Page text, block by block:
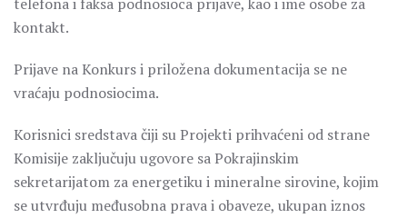
kontakt.
Prijave na Konkurs i priložena dokumentacija se ne
vraćaju podnosiocima.
Korisnici sredstava čiji su Projekti prihvaćeni od strane
Komisije zaključuju ugovore sa Pokrajinskim
sekretarijatom za energetiku i mineralne sirovine, kojim
se utvrđuju međusobna prava i obaveze, ukupan iznos